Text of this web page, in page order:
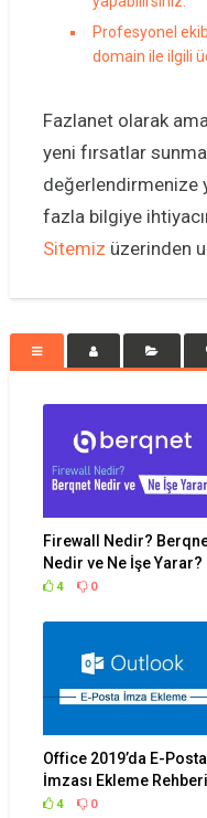
Profesyonel
domain ile ilgili
Fazlanet olarak
yeni fırsatlar
değerlendirmenize
fazla bilgiye
Sitemiz üzerinden
Firewall Nedir?
Nedir ve Ne İşe Yarar?
4 0
Office 2019’da E-Posta
İmzası Ekleme Rehberi
4 0